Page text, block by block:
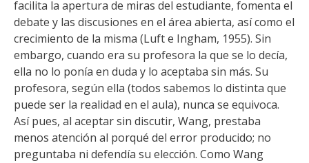
facilita la apertura de miras del estudiante, fomenta el
debate y las discusiones en el área abierta, así como el
crecimiento de la misma (Luft e Ingham, 1955). Sin
embargo, cuando era su profesora la que se lo decía,
ella no lo ponía en duda y lo aceptaba sin más. Su
profesora, según ella (todos sabemos lo distinta que
puede ser la realidad en el aula), nunca se equivoca.
Así pues, al aceptar sin discutir, Wang, prestaba
menos atención al porqué del error producido; no
preguntaba ni defendía su elección. Como Wang